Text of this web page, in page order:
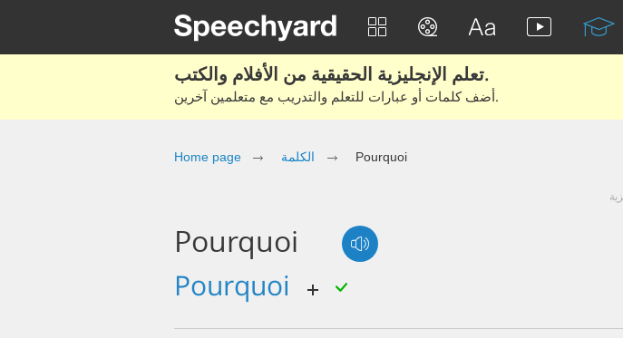
تعلم الإنجليزية الحقيقية من الأفلام والكتب.
أضف كلمات أو عبارات للتعلم والتدريب مع متعلمين آخرين.
Home page الكلمة Pourquoi
Pourquoi
pourquoi